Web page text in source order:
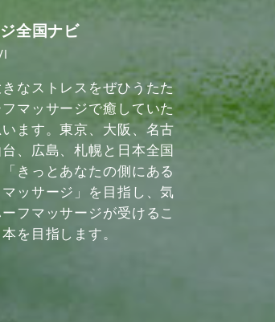
全国ナビ
きなストレスをぜひうたた
マッサージで癒していた
ます。東京、大阪、名古
、広島、札幌と日本全国
きっとあなたの側にある
ッサージ」を目指し、気
フマッサージが受けるこ
を目指します。